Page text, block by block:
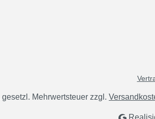
Mehrwertsteuer zzgl.